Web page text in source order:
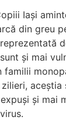
Iași
din greu
și mai
aceștia
și mai